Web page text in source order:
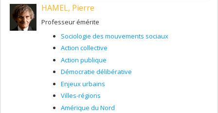
HAMEL, Pierre
Professeur émérite
Sociologie des mouvements sociaux
Action collective
Action publique
Démocratie délibérative
Enjeux urbains
Villes-régions
Amérique du Nord